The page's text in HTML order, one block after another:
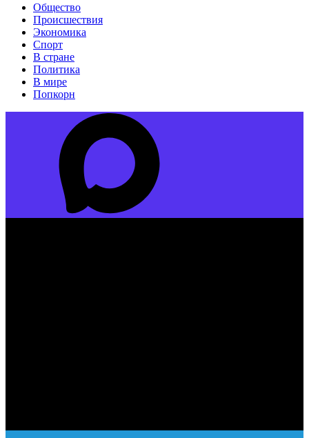
Общество
Происшествия
Экономика
Спорт
В стране
Политика
В мире
Попкорн